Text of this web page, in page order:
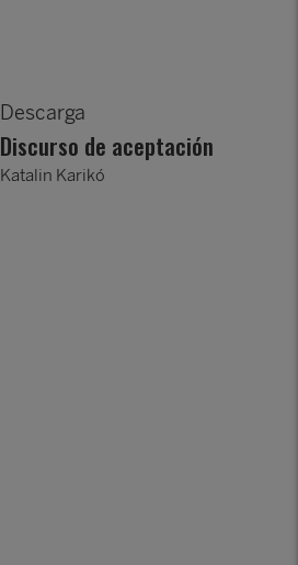
Descarga
Discurso de aceptación
Katalin Karikó